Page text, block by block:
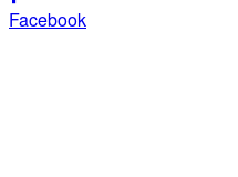
Facebook